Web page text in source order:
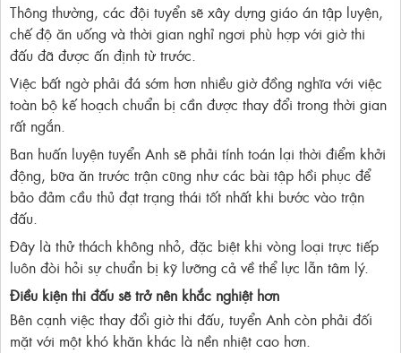
Thông thường, các đội tuyển sẽ xây dựng giáo án tập luyện,
chế độ ăn uống và thời gian nghỉ ngơi phù hợp với giờ thi
đấu đã được ấn định từ trước.
Việc bất ngờ phải đá sớm hơn nhiều giờ đồng nghĩa với việc
toàn bộ kế hoạch chuẩn bị cần được thay đổi trong thời gian
rất ngắn.
Ban huấn luyện tuyển Anh sẽ phải tính toán lại thời điểm khởi
động, bữa ăn trước trận cũng như các bài tập hồi phục để
bảo đảm cầu thủ đạt trạng thái tốt nhất khi bước vào trận
đấu.
Đây là thử thách không nhỏ, đặc biệt khi vòng loại trực tiếp
luôn đòi hỏi sự chuẩn bị kỹ lưỡng cả về thể lực lẫn tâm lý.
Điều kiện thi đấu sẽ trở nên khắc nghiệt hơn
Bên cạnh việc thay đổi giờ thi đấu, tuyển Anh còn phải đối
mặt với một khó khăn khác là nền nhiệt cao hơn.